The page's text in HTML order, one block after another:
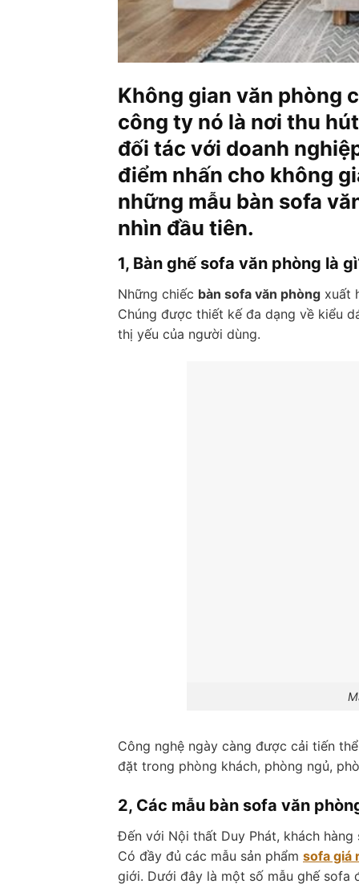
Không gian văn phòng
công ty nó là nơi thu
đối tác với doanh
điểm nhấn cho không
những mẫu bàn sofa
nhìn đầu tiên.
1, Bàn ghế sofa văn phòng là
Những chiếc bàn sofa văn phòng xuất
Chúng được thiết kế đa dạng về kiểu
thị yếu của người dùng.
Công nghệ ngày càng được cải tiến
đặt trong phòng khách, phòng ngủ,
2, Các mẫu bàn sofa văn
Đến với Nội thất Duy Phát, khách
Có đầy đủ các mẫu sản phẩm sofa giá
giới. Dưới đây là một số mẫu ghế sofa